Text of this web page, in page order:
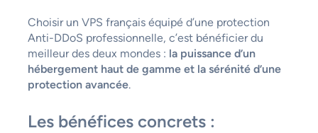
Choisir un VPS français équipé d’une protection
Anti-DDoS professionnelle, c’est bénéficier du
meilleur des deux mondes : la puissance d’un
hébergement haut de gamme et la sérénité d’une
protection avancée.
Les bénéfices concrets :